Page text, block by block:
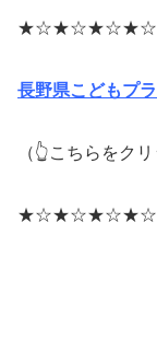
長野県こどもプ
（👆こちらをクリ